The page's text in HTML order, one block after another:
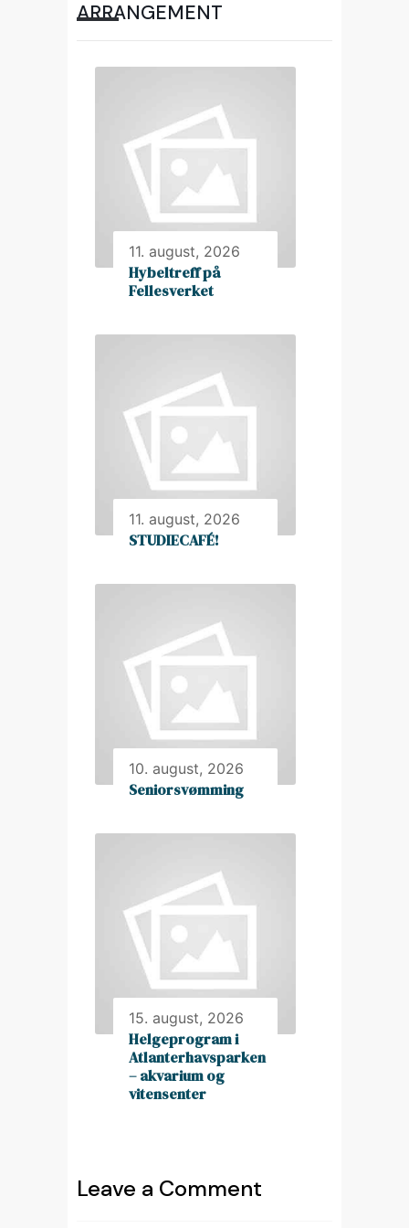
ARRANGEMENT
11. august, 2026
Hybeltreff på
Fellesverket
11. august, 2026
STUDIECAFÉ!
10. august, 2026
Seniorsvømming
15. august, 2026
Helgeprogram i
Atlanterhavsparken
– akvarium og
vitensenter
Leave a Comment